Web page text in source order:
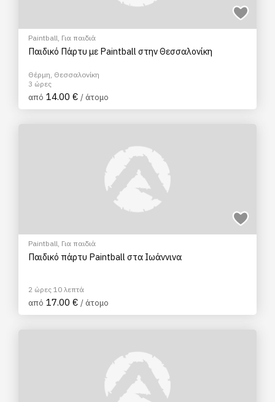
Paintball, Για παιδιά
Παιδικό Πάρτυ με Paintball στην Θεσσαλονίκη
Θέρμη, Θεσσαλονίκη
3 ώρες
από 14.00 € / άτομο
Paintball, Για παιδιά
Παιδικό πάρτυ Paintball στα Ιωάννινα
2 ώρες 10 λεπτά
από 17.00 € / άτομο